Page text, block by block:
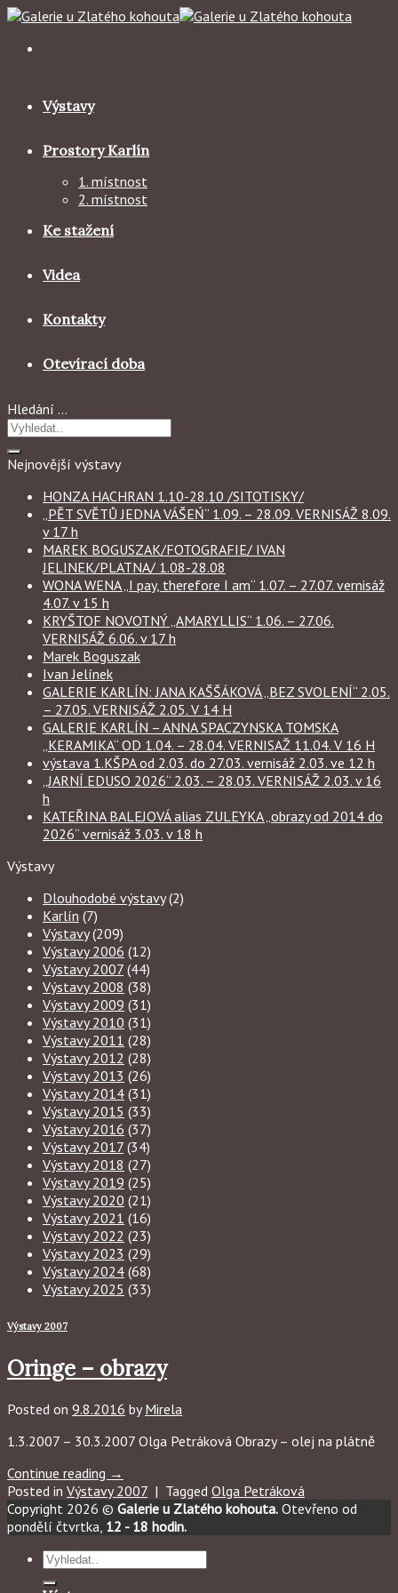
Skip
content
Výstavy
Prostory Karlín
1. místnost
2. místnost
Ke stažení
Videa
Kontakty
Otevírací doba
Hledání …
Nejnovější výstavy
HONZA HACHRAN 1.10-28.10 /SITOTISKY/
„PĚT SVĚTŮ JEDNA VÁŠEŃ“ 1.09. – 28.09. VERNISÁŽ 8.09.
v 17 h
MAREK BOGUSZAK/FOTOGRAFIE/ IVAN
JELINEK/PLATNA/ 1.08-28.08
WONA WENA „I pay, therefore I am“ 1.07. – 27.07. vernisáž
4.07. v 15 h
KRYŠTOF NOVOTNÝ „AMARYLLIS“ 1.06. – 27.06.
VERNISÁŽ 6.06. v 17 h
Marek Boguszak
Ivan Jelínek
GALERIE KARLÍN: JANA KAŠŠÁKOVÁ „BEZ SVOLENÍ“ 2.05.
– 27.05. VERNISÁŽ 2.05. V 14 H
GALERIE KARLÍN – ANNA SPACZYNSKA TOMSKA
„KERAMIKA“ OD 1.04. – 28.04. VERNISAŽ 11.04. V 16 H
výstava 1.KŠPA od 2.03. do 27.03. vernisáž 2.03. ve 12 h
„JARNÍ EDUSO 2026“ 2.03. – 28.03. VERNISÁŽ 2.03. v 16
h
KATEŘINA BALEJOVÁ alias ZULEYKA „obrazy od 2014 do
2026“ vernisáž 3.03. v 18 h
Výstavy
Dlouhodobé výstavy(2)
Karlín (7)
Výstavy(209)
Výstavy 2006 (12)
Výstavy 2007 (44)
Výstavy 2008 (38)
Výstavy 2009 (31)
Výstavy 2010 (31)
Výstavy 2011 (28)
Výstavy 2012 (28)
Výstavy 2013 (26)
Výstavy 2014 (31)
Výstavy 2015 (33)
Výstavy 2016 (37)
Výstavy 2017 (34)
Výstavy 2018 (27)
Výstavy 2019 (25)
Výstavy 2020 (21)
Výstavy 2021 (16)
Výstavy 2022 (23)
Výstavy 2023 (29)
Výstavy 2024 (68)
Výstavy 2025 (33)
Výstavy 2007
Oringe – obrazy
Posted on 9.8.2016 byMirela
1.3.2007 – 30.3.2007 Olga Petráková Obrazy – olej na plátně
Continue reading →
Posted in Výstavy 2007 | Tagged Olga Petráková
Copyright 2026 © Galerie u Zlatého kohouta. Otevřeno od
pondělí čtvrtka, 12 - 18 hodin.
Hledat: